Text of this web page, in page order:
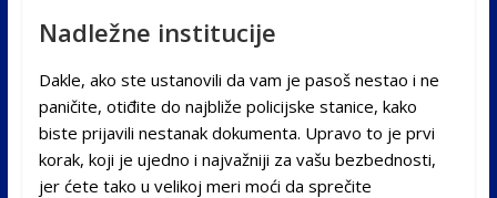
Nadležne institucije
Dakle, ako ste ustanovili da vam je pasoš nestao i ne
paničite, otiđite do najbliže policijske stanice, kako
biste prijavili nestanak dokumenta. Upravo to je prvi
korak, koji je ujedno i najvažniji za vašu bezbednosti,
jer ćete tako u velikoj meri moći da sprečite